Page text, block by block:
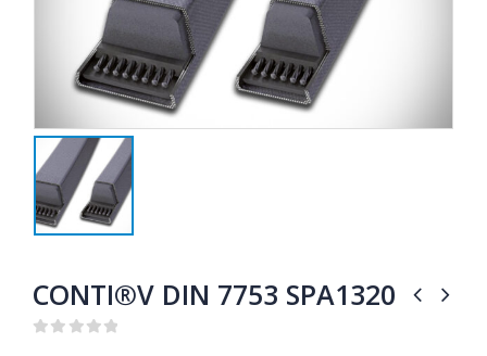
CONTI®V DIN 7753 SPA1320